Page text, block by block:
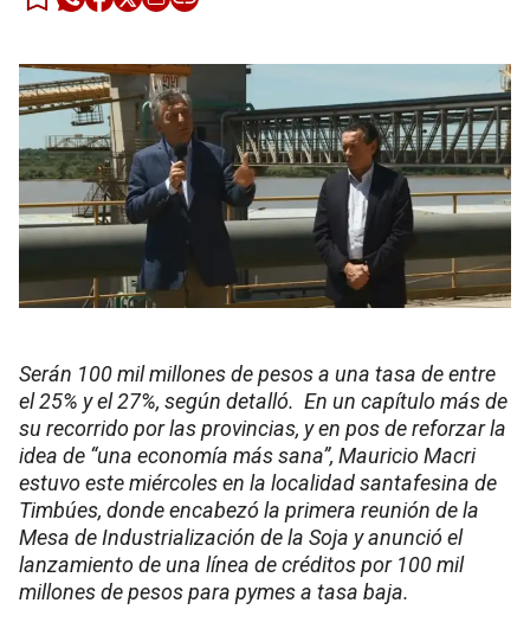
Serán 100 mil millones de pesos a una tasa de entre
el 25% y el 27%, según detalló. En un capítulo más de
su recorrido por las provincias, y en pos de reforzar la
idea de “una economía más sana”, Mauricio Macri
estuvo este miércoles en la localidad santafesina de
Timbúes, donde encabezó la primera reunión de la
Mesa de Industrialización de la Soja y anunció el
lanzamiento de una línea de créditos por 100 mil
millones de pesos para pymes a tasa baja.